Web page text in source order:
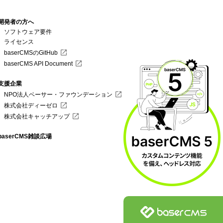
発者の方へ
ソフトウェア要件
ライセンス
baserCMSのGitHub
baserCMS API Document
援企業
NPO法人ベーサー・ファウンデーション
株式会社ディーゼロ
株式会社キャッチアップ
雑談広場